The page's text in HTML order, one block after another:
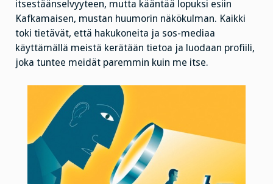
itsestäänselvyyteen, mutta kääntää lopuksi esiin
Kafkamaisen, mustan huumorin näkökulman. Kaikki
toki tietävät, että hakukoneita ja sos-mediaa
käyttämällä meistä kerätään tietoa ja luodaan profiili,
joka tuntee meidät paremmin kuin me itse.